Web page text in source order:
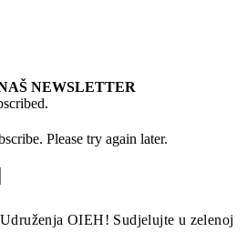
NEWSLETTER
Please try again later.
OIEH! Sudjelujte u zelenoj